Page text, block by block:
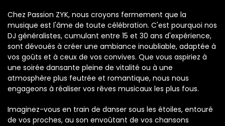
Chez Passion ZYK, nous croyons fermement que la
musique est l'âme de toute célébration. C'est pourquoi nos
DJ généralistes, cumulant entre 15 et 30 ans d'expérience,
sont dévoués à créer une ambiance inoubliable, adaptée à
vos goûts et à ceux de vos convives. Que vous aspiriez à
une soirée dansante pleine de vitalité ou à une
atmosphère plus feutrée et romantique, nous nous
engageons à réaliser vos rêves musicaux les plus fous.
Imaginez-vous en train de danser sous les étoiles, entouré
de vos proches, au son envoûtant de vos chansons